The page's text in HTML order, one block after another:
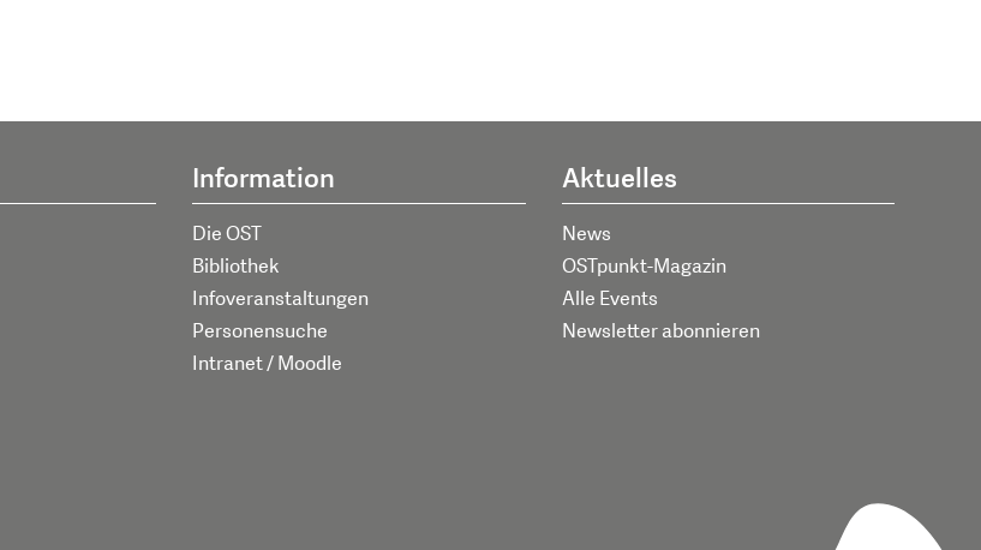
Information
Die OST
Bibliothek
Infoveranstaltungen
Personensuche
Intranet / Moodle
Aktuelles
News
OSTpunkt-Magazin
Alle Events
Newsletter abonnieren